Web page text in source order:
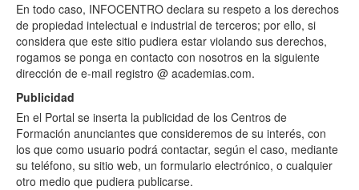
En todo caso, INFOCENTRO declara su respeto a los derechos
de propiedad intelectual e industrial de terceros; por ello, si
considera que este sitio pudiera estar violando sus derechos,
rogamos se ponga en contacto con nosotros en la siguiente
dirección de e-mail registro @ academias.com.
Publicidad
En el Portal se inserta la publicidad de los Centros de
Formación anunciantes que consideremos de su interés, con
los que como usuario podrá contactar, según el caso, mediante
su teléfono, su sitio web, un formulario electrónico, o cualquier
otro medio que pudiera publicarse.